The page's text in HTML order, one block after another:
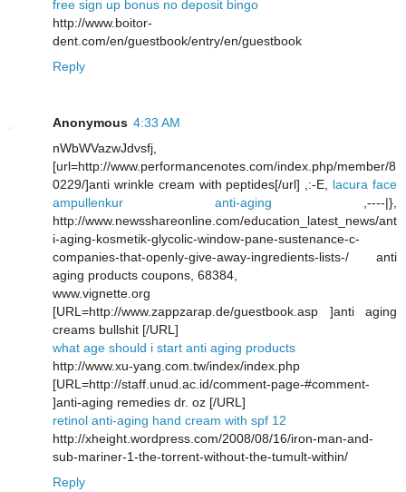
free sign up bonus no deposit bingo
http://www.boitor-
dent.com/en/guestbook/entry/en/guestbook
Reply
Anonymous 4:33 AM
nWbWVazwJdvsfj,
[url=http://www.performancenotes.com/index.php/member/8
0229/]anti wrinkle cream with peptides[/url] ,:-E, lacura face
ampullenkur anti-aging ,----|},
http://www.newsshareonline.com/education_latest_news/ant
i-aging-kosmetik-glycolic-window-pane-sustenance-c-
companies-that-openly-give-away-ingredients-lists-/ anti
aging products coupons, 68384,
www.vignette.org
[URL=http://www.zappzarap.de/guestbook.asp ]anti aging
creams bullshit [/URL]
what age should i start anti aging products
http://www.xu-yang.com.tw/index/index.php
[URL=http://staff.unud.ac.id/comment-page-#comment-
]anti-aging remedies dr. oz [/URL]
retinol anti-aging hand cream with spf 12
http://xheight.wordpress.com/2008/08/16/iron-man-and-
sub-mariner-1-the-torrent-without-the-tumult-within/
Reply